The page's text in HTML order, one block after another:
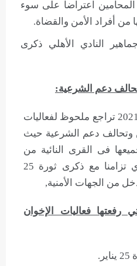
اعتراضا على سوء
من أفراد الأمن والقضاة.
النادي الأهلي ذكرى
دعم الشرعية:
شهد الربع الأول من عام 2021 تراجع ملحوظ لفعاليات
وتحالف دعم الشرعية حيث
فى القرى النائية من
المحافظات وبشكل فردي تزامنا مع ذكرى ثورة 25
من الجهات الأمنية,
رفعتها فعاليات الإخوان